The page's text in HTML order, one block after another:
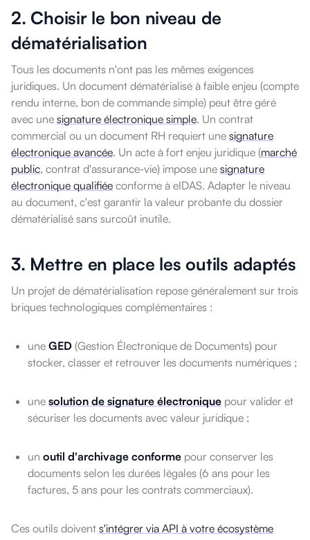
2. Choisir le bon niveau de
dématérialisation
Tous les documents n'ont pas les mêmes exigences
juridiques. Un document dématérialisé à faible enjeu (compte
rendu interne, bon de commande simple) peut être géré
avec une signature électronique simple. Un contrat
commercial ou un document RH requiert une signature
électronique avancée. Un acte à fort enjeu juridique (marché
public, contrat d'assurance-vie) impose une signature
électronique qualifiée conforme à eIDAS. Adapter le niveau
au document, c'est garantir la valeur probante du dossier
dématérialisé sans surcoût inutile.
3. Mettre en place les outils adaptés
Un projet de dématérialisation repose généralement sur trois
briques technologiques complémentaires :
une GED (Gestion Électronique de Documents) pour
stocker, classer et retrouver les documents numériques ;
une solution de signature électronique pour valider et
sécuriser les documents avec valeur juridique ;
un outil d'archivage conforme pour conserver les
documents selon les durées légales (6 ans pour les
factures, 5 ans pour les contrats commerciaux).
Ces outils doivent s'intégrer via API à votre écosystème